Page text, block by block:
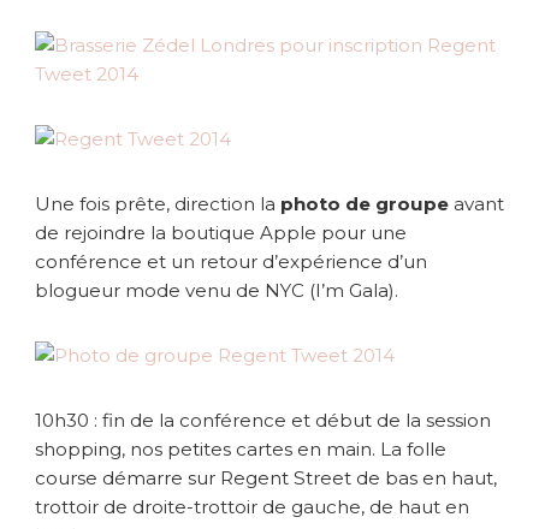
Une fois prête, direction la photo de groupe avant
de rejoindre la boutique Apple pour une
conférence et un retour d’expérience d’un
blogueur mode venu de NYC (I’m Gala).
10h30 : fin de la conférence et début de la session
shopping, nos petites cartes en main. La folle
course démarre sur Regent Street de bas en haut,
trottoir de droite-trottoir de gauche, de haut en